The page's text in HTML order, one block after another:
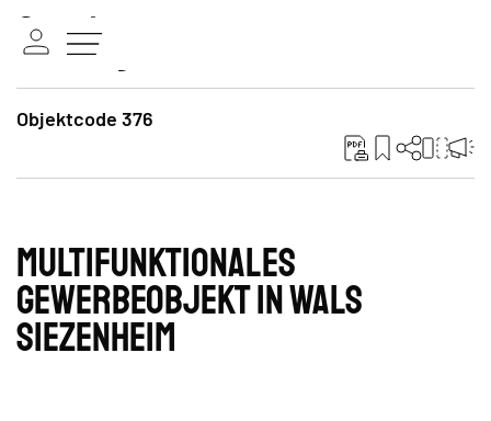
Objektcode 376
Multifunktionales
Gewerbeobjekt in Wals
Siezenheim